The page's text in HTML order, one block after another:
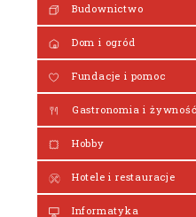
Budownictwo
Dom i ogród
Fundacje i pomoc
Gastronomia i żywność
Hobby
Hotele i restauracje
Informatyka